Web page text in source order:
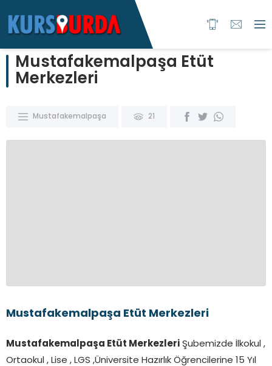
Mustafakemalpaşa Etüt
Merkezleri
Mustafakemalpaşa 21
Mustafakemalpaşa Etüt Merkezleri
Mustafakemalpaşa Etüt Merkezleri Şubemizde İlkokul ,
Ortaokul , Lise , LGS ,Üniversite Hazırlık Öğrencilerine 15 Yıl